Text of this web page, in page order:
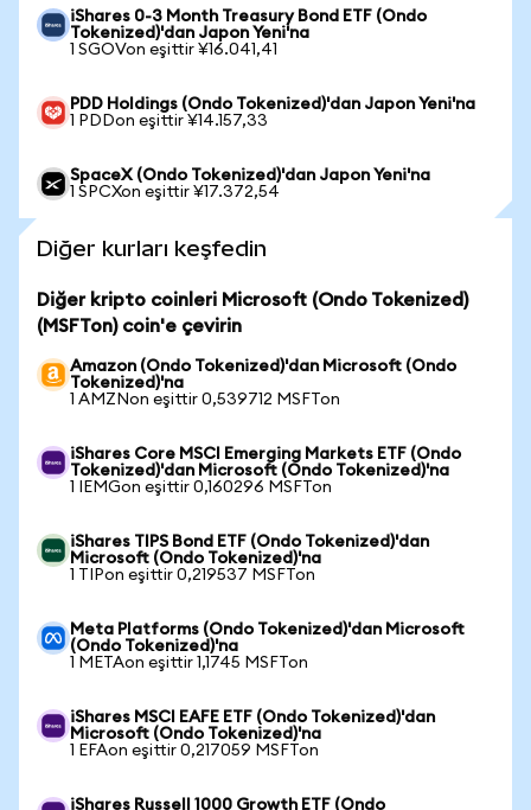
iShares 0-3 Month Treasury Bond ETF (Ondo
Tokenized)'dan Japon Yeni'na
1 SGOVon eşittir ¥16.041,41
PDD Holdings (Ondo Tokenized)'dan Japon Yeni'na
1 PDDon eşittir ¥14.157,33
SpaceX (Ondo Tokenized)'dan Japon Yeni'na
1 SPCXon eşittir ¥17.372,54
Diğer kurları keşfedin
Diğer kripto coinleri Microsoft (Ondo Tokenized)
(MSFTon) coin'e çevirin
Amazon (Ondo Tokenized)'dan Microsoft (Ondo
Tokenized)'na
1 AMZNon eşittir 0,539712 MSFTon
iShares Core MSCI Emerging Markets ETF (Ondo
Tokenized)'dan Microsoft (Ondo Tokenized)'na
1 IEMGon eşittir 0,160296 MSFTon
iShares TIPS Bond ETF (Ondo Tokenized)'dan
Microsoft (Ondo Tokenized)'na
1 TIPon eşittir 0,219537 MSFTon
Meta Platforms (Ondo Tokenized)'dan Microsoft
(Ondo Tokenized)'na
1 METAon eşittir 1,1745 MSFTon
iShares MSCI EAFE ETF (Ondo Tokenized)'dan
Microsoft (Ondo Tokenized)'na
1 EFAon eşittir 0,217059 MSFTon
iShares Russell 1000 Growth ETF (Ondo